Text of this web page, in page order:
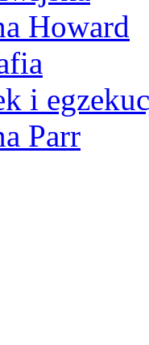
Howard
i
Parr